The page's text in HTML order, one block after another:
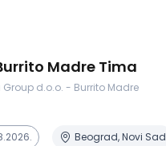
Madre Tima
d.o.o. - Burrito Madre
Beograd, Novi Sad